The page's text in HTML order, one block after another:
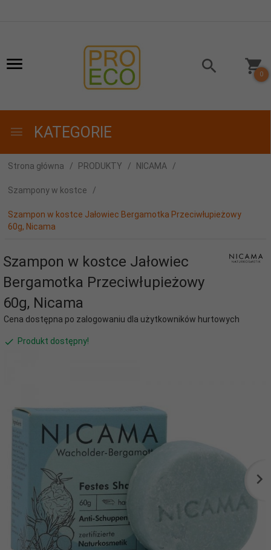
0
KATEGORIE
Strona główna PRODUKTY NICAMA
Szampony w kostce
Szampon w kostce Jałowiec Bergamotka Przeciwłupieżowy
60g, Nicama
Szampon w kostce Jałowiec
Bergamotka Przeciwłupieżowy
60g, Nicama
Cena dostępna po zalogowaniu dla użytkowników hurtowych
Produkt dostępny!